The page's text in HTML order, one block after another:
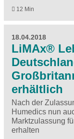
12 Min
18.04.2018
LiMAx®
erhältlich
Nach der
Humedics nun
Marktzulassung
erhalten